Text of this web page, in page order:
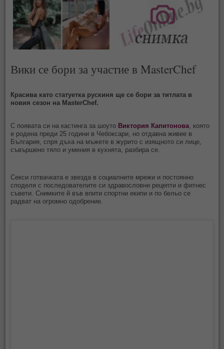
Вики се бори за участие в MasterChef
Красива като статуетка рускиня ще се бори за титлата в
новия сезон на MasterChef.
С появата си на кастинга за шоуто Виктория Капитонова, която
е родена преди 25 години в Чебоксари, но отдавна живее в
България, спря дъха на мъжете в журито с изящното си лице,
съвършено тяло и умения в кухнята, разбира се.
Секси готвачката е звезда в социалните мрежи и постоянно
споделя с последователите си здравословни рецепти и фитнес
съвети. Снимките й във впити спортни екипи и по бельо се
радват на огромно одобрение.